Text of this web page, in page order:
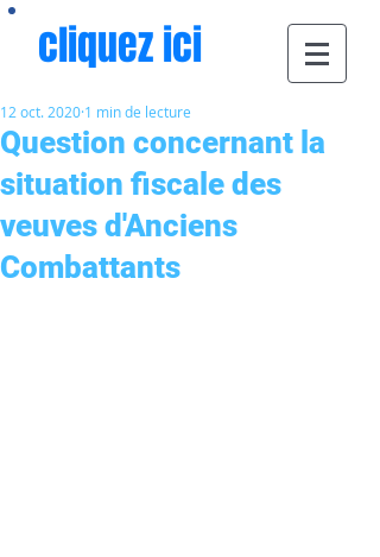
cliquez ici
Question concernant la
situation fiscale des
veuves d'Anciens
Combattants
12 oct. 2020 1 min de lecture